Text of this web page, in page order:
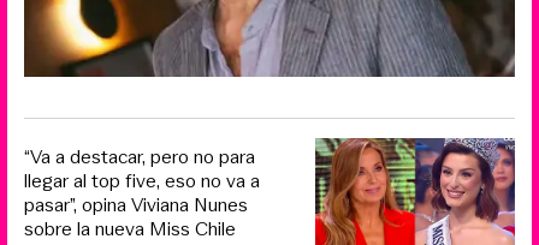
“Va a destacar, pero no para
llegar al top five, eso no va a
pasar”, opina Viviana Nunes
sobre la nueva Miss Chile